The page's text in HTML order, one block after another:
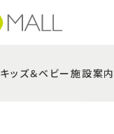
キッズ＆ベビー施設案内